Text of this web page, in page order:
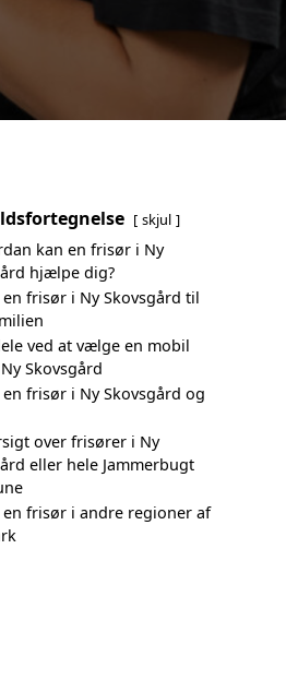
skjul
kan en frisør i Ny
hjælpe dig?
en frisør i Ny Skovsgård til
ved at vælge en mobil
Skovsgård
en frisør i Ny Skovsgård og
over frisører i Ny
eller hele Jammerbugt
en frisør i andre regioner af